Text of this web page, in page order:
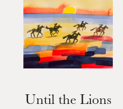
MERCREDI
19
Until the Lions